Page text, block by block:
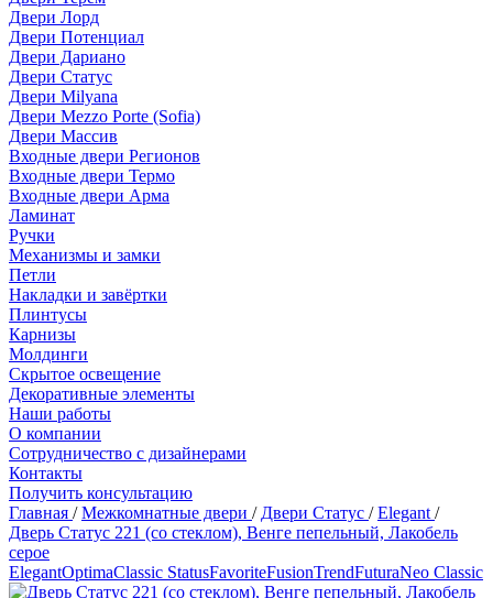
Двери Лорд
Двери Потенциал
Двери Дариано
Двери Статус
Двери Milyana
Двери Mezzo Porte (Sofia)
Двери Массив
Входные двери Регионов
Входные двери Термо
Входные двери Арма
Ламинат
Ручки
Механизмы и замки
Петли
Накладки и завёртки
Плинтусы
Карнизы
Молдинги
Скрытое освещение
Декоративные элементы
Наши работы
О компании
Сотрудничество с дизайнерами
Контакты
Получить консультацию
Главная /Межкомнатные двери / Двери Статус /Elegant /
Дверь Статус 221 (со стеклом), Венге пепельный, Лакобель
серое
ElegantOptimaClassic StatusFavoriteFusionTrendFuturaNeo Classic